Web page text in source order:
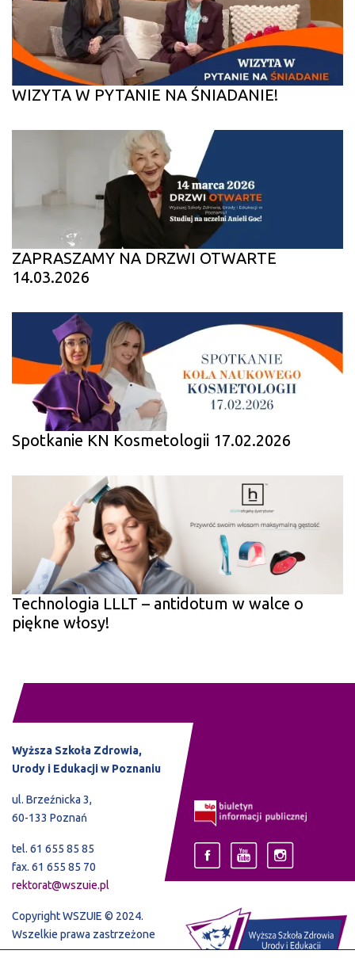
WIZYTA W PYTANIE NA ŚNIADANIE!
ZAPRASZAMY NA DRZWI OTWARTE
14.03.2026
Spotkanie KN Kosmetologii 17.02.2026
Technologia LLLT – antidotum w walce o
piękne włosy!
Wyższa Szkoła Zdrowia,
Urody i Edukacji w Poznaniu
ul. Brzeźnicka 3,
60-133 Poznań
tel. 61 655 85 85
fax. 61 655 85 70
rektorat@wszuie.pl
Copyright WSZUIE © 2024.
Wszelkie prawa zastrzeżone